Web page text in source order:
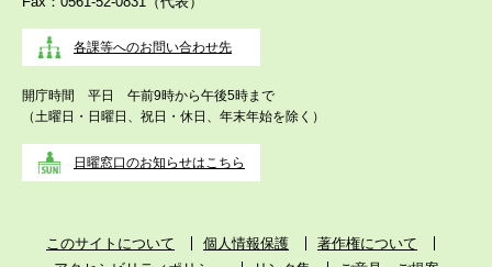
各課等へのお問い合わせ先
開庁時間 平日 午前9時から午後5時まで
（土曜日・日曜日、祝日・休日、年末年始を除く）
日曜窓口のお知らせはこちら
このサイトについて 個人情報保護
著作権について